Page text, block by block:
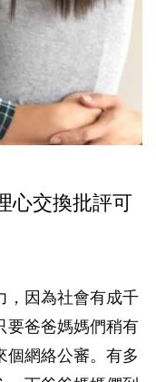
心交換批評可
，因為社會有成千
要爸爸媽媽們稍有
個網絡公審。有多